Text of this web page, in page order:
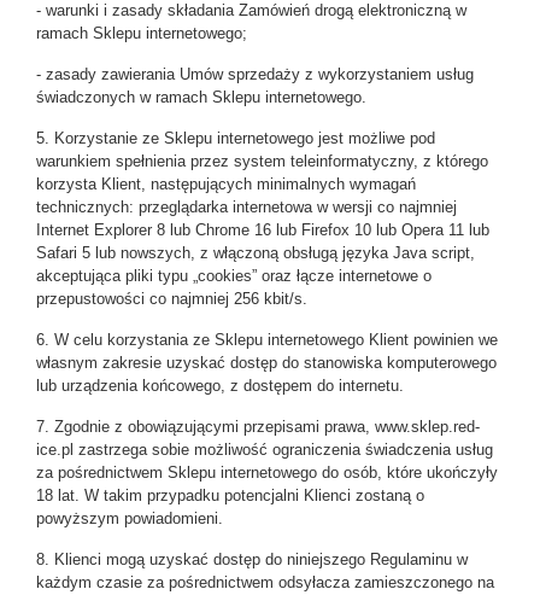
- warunki i zasady składania Zamówień drogą elektroniczną w
ramach Sklepu internetowego;
- zasady zawierania Umów sprzedaży z wykorzystaniem usług
świadczonych w ramach Sklepu internetowego.
5. Korzystanie ze Sklepu internetowego jest możliwe pod
warunkiem spełnienia przez system teleinformatyczny, z którego
korzysta Klient, następujących minimalnych wymagań
technicznych: przeglądarka internetowa w wersji co najmniej
Internet Explorer 8 lub Chrome 16 lub Firefox 10 lub Opera 11 lub
Safari 5 lub nowszych, z włączoną obsługą języka Java script,
akceptująca pliki typu „cookies” oraz łącze internetowe o
przepustowości co najmniej 256 kbit/s.
6. W celu korzystania ze Sklepu internetowego Klient powinien we
własnym zakresie uzyskać dostęp do stanowiska komputerowego
lub urządzenia końcowego, z dostępem do internetu.
7. Zgodnie z obowiązującymi przepisami prawa, www.sklep.red-
ice.pl zastrzega sobie możliwość ograniczenia świadczenia usług
za pośrednictwem Sklepu internetowego do osób, które ukończyły
18 lat. W takim przypadku potencjalni Klienci zostaną o
powyższym powiadomieni.
8. Klienci mogą uzyskać dostęp do niniejszego Regulaminu w
każdym czasie za pośrednictwem odsyłacza zamieszczonego na